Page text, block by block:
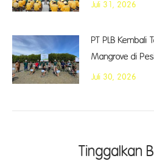
Juli 31, 2026
PT PLB
Mangrove di
Juli 30, 2026
Tinggalkan